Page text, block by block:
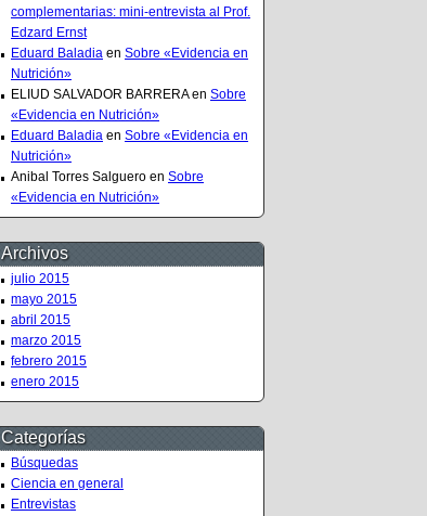
complementarias: mini-entrevista al Prof.
Edzard Ernst
Eduard Baladia en Sobre «Evidencia en
Nutrición»
ELIUD SALVADOR BARRERAen Sobre
«Evidencia en Nutrición»
Eduard Baladia en Sobre «Evidencia en
Nutrición»
Anibal Torres Salguero en Sobre
«Evidencia en Nutrición»
Archivos
julio 2015
mayo 2015
abril 2015
marzo 2015
febrero 2015
enero 2015
Categorías
Búsquedas
Ciencia en general
Entrevistas